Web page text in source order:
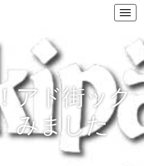
T
n
a
a
アド街ック
みました